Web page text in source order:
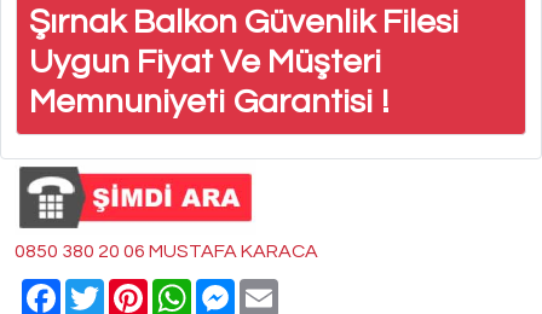
Şırnak Balkon Güvenlik Filesi
Uygun Fiyat Ve Müşteri
Memnuniyeti Garantisi !
0850 380 20 06 MUSTAFA KARACA
Facebook
TwitterPinterestWhatsAppMessenger